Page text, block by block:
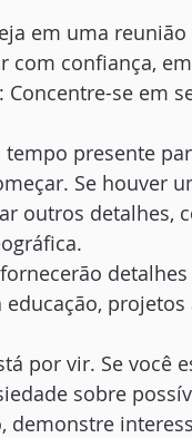
em uma
com confiança,
se em
presente
Se houver
outros detalhes,
projetos
por vir. Se você
sobre
demonstre